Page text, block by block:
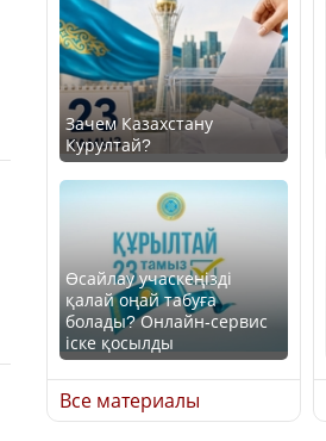
Зачем Казахстану
Курултай?
Өсайлау учаскеңізді
қалай оңай табуға
болады? Онлайн-сервис
іске қосылды
Все материалы